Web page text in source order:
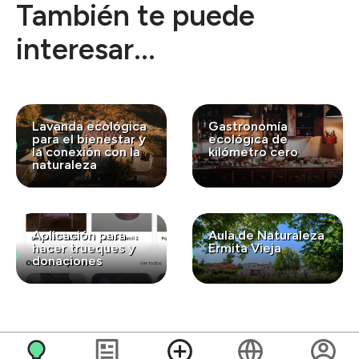
También te puede
interesar...
Lavanda ecológica
para el bienestar y
la conexión con la
naturaleza
Gastronomía
ecológica de
kilómetro cero
Aplicación para
hacer trueques y
donaciones
Aula de Naturaleza
Ermita Vieja